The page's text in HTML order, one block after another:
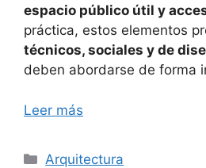
espacio público útil y
práctica, estos elementos
técnicos, sociales y de
deben abordarse de forma
Leer más
Categorías
Arquitectura